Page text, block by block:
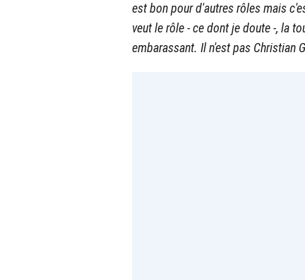
est bon pour d'autres rôles mais
veut le rôle - ce dont je doute -, la
embarassant. Il n'est pas Christian